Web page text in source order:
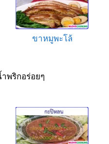
ขาหมูพะโล้
พริกอร่อยๆ